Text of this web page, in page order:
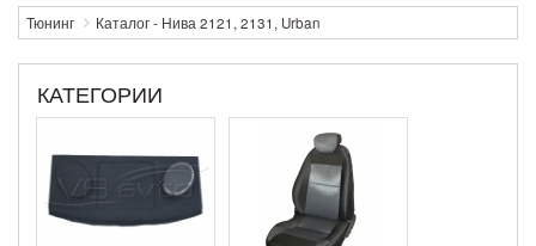
Тюнинг Каталог - Нива 2121, 2131, Urban
КАТЕГОРИИ